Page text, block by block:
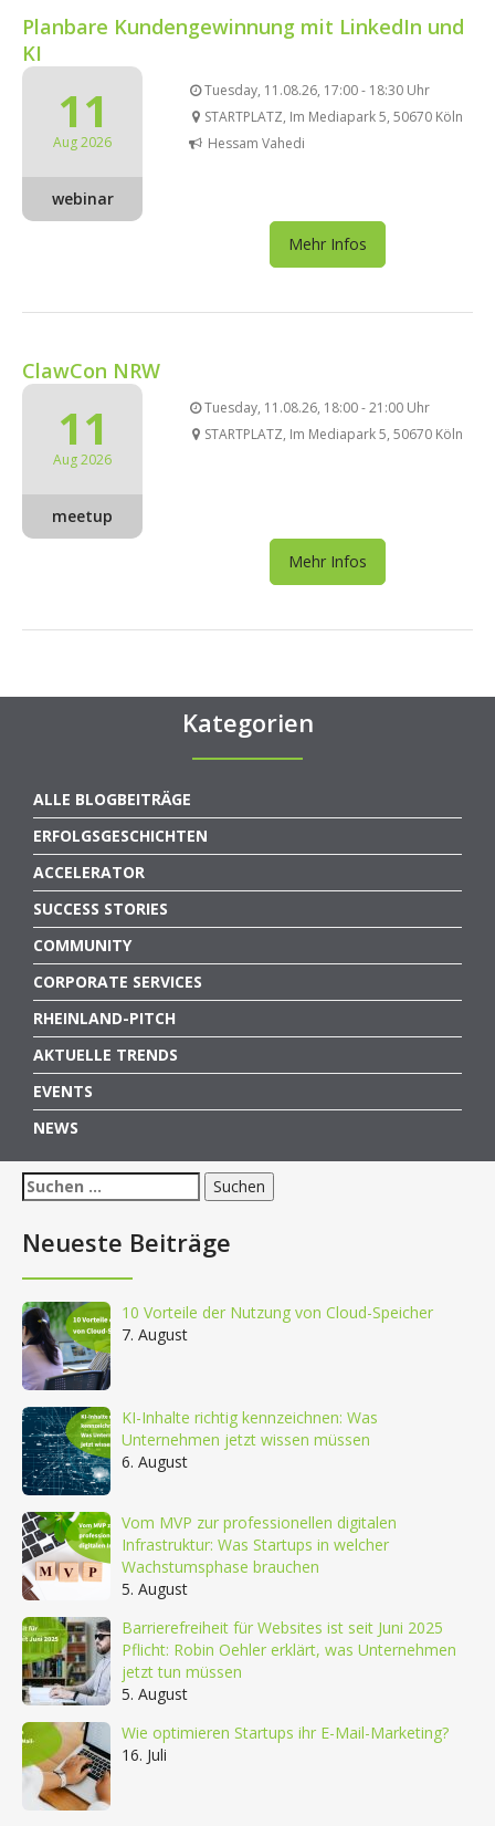
Planbare Kundengewinnung mit LinkedIn und
KI
11
Aug 2026
webinar
Tuesday, 11.08.26, 17:00 - 18:30 Uhr
STARTPLATZ, Im Mediapark 5, 50670 Köln
Hessam Vahedi
Mehr Infos
ClawCon NRW
11
Aug 2026
meetup
Tuesday, 11.08.26, 18:00 - 21:00 Uhr
STARTPLATZ, Im Mediapark 5, 50670 Köln
Mehr Infos
Kategorien
ALLE BLOGBEITRÄGE
ERFOLGSGESCHICHTEN
ACCELERATOR
SUCCESS STORIES
COMMUNITY
CORPORATE SERVICES
RHEINLAND-PITCH
AKTUELLE TRENDS
EVENTS
NEWS
Suchen
nach:
Neueste Beiträge
10 Vorteile der Nutzung von Cloud-Speicher
7. August
KI-Inhalte richtig kennzeichnen: Was
Unternehmen jetzt wissen müssen
6. August
Vom MVP zur professionellen digitalen
Infrastruktur: Was Startups in welcher
Wachstumsphase brauchen
5. August
Barrierefreiheit für Websites ist seit Juni 2025
Pflicht: Robin Oehler erklärt, was Unternehmen
jetzt tun müssen
5. August
Wie optimieren Startups ihr E-Mail-Marketing?
16. Juli